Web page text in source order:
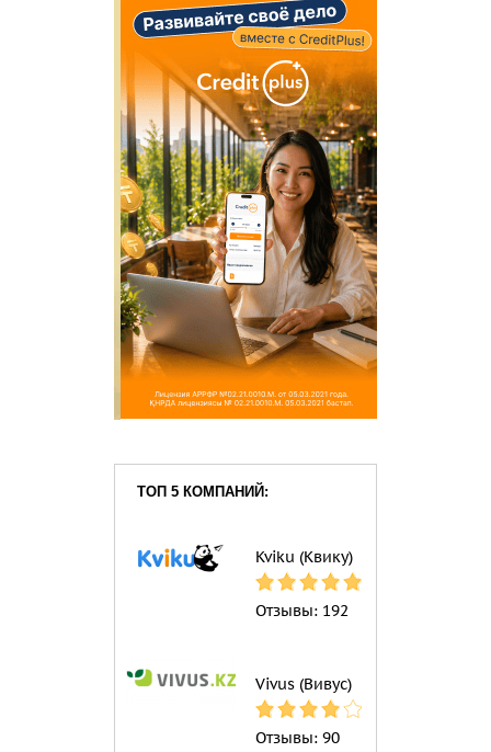
ТОП 5 КОМПАНИЙ:
Kviku (Квику)
Отзывы: 192
Vivus (Вивус)
Отзывы: 90